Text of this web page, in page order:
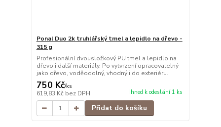
Ponal Duo 2k truhlářský tmel a lepidlo na dřevo -
315 g
Profesionální dvousložkový PU tmel a lepidlo na
dřevo i další materiály. Po vytvrzení opracovatelný
jako dřevo, voděodolný, vhodný i do exteriéru.
750 Kč/ks
619,83 Kč bez DPH Ihned k odeslání 1 ks
Přidat do košíku